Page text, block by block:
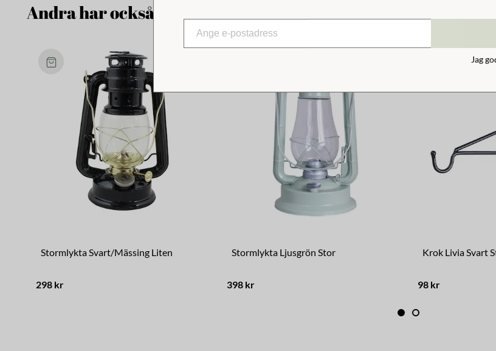
Andra har också tittat på
Stormlykta Svart/Mässing Liten
298 kr
Stormlykta Ljusgrön Stor
398 kr
Krok Livia Svart
98 kr
Jag